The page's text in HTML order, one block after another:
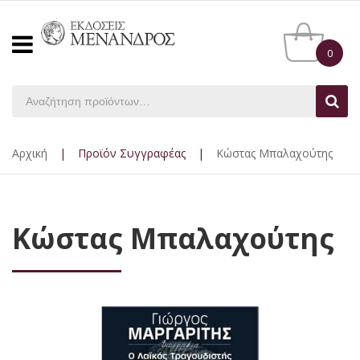
0
Αρχική | Προϊόν Συγγραφέας | Κώστας Μπαλαχούτης
Κώστας Μπαλαχούτης